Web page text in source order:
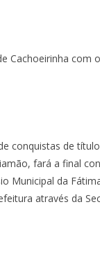
Cachoeirinha com
conquistas de
fará a final
Municipal da
através da